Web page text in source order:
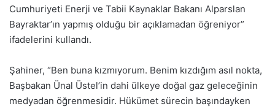
Cumhuriyeti Enerji ve Tabii Kaynaklar Bakanı Alparslan
Bayraktar’ın yapmış olduğu bir açıklamadan öğreniyor”
ifadelerini kullandı.
Şahiner, “Ben buna kızmıyorum. Benim kızdığım asıl nokta,
Başbakan Ünal Üstel’in dahi ülkeye doğal gaz geleceğinin
medyadan öğrenmesidir. Hükümet sürecin başındayken